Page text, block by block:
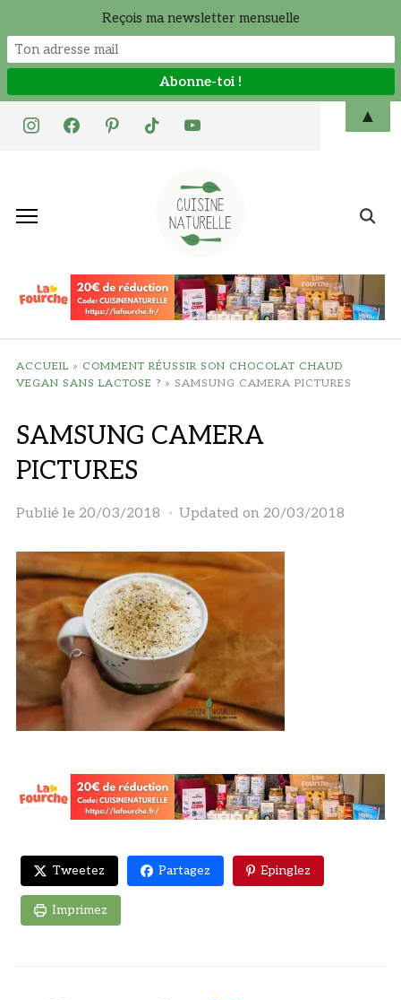
instagramfacebookpinteresttiktok youtube
Search
ACCUEIL » COMMENT RÉUSSIR SON CHOCOLAT CHAUD
VEGAN SANS LACTOSE ? » SAMSUNG CAMERA PICTURES
SAMSUNG CAMERA
PICTURES
Publié le 20/03/2018 Updated on 20/03/2018
Tweetez Partagez Epinglez
Imprimez
Reçois ma newsletter mensuelle
▲